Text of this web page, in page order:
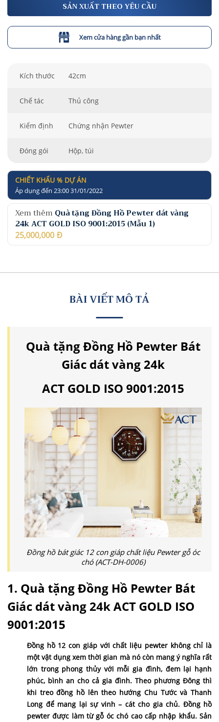
SẢN XUẤT THEO YÊU CẦU
Xem cửa hàng gần bạn nhất
Kích thước 42cm
Chế tác Thủ công
Kiểm định Chứng nhận Pewter
Đóng gói Hộp, túi
CHIẾT KHẤU % DỰ ÁN
Áp dụng đến 23:00 31/01/2022
Xem thêm Quà tặng Đồng Hồ Pewter dát vàng
24k ACT GOLD ISO 9001:2015 (Mẫu 1)
25,000,000 Đ
BÀI VIẾT MÔ TẢ
Quà tặng Đồng Hồ Pewter Bát
Giác dát vàng 24k
ACT GOLD ISO 9001:2015
Đồng hồ bát giác 12 con giáp chất liệu Pewter gỗ óc
chó (ACT-DH-0006)
1. Quà tặng Đồng Hồ Pewter Bát
Giác dát vàng 24kACT GOLD ISO
9001:2015
Đồng hồ 12 con giáp với chất liệu pewter không chỉ là
một vật dụng xem thời gian mà nó còn mang ý nghĩa rất
lớn trong phong thủy với mỗi gia đình, đem lại hạnh
phúc, bình an cho cả gia đình. Theo phương Đông thì
khi treo đồng hồ lên theo hướng Chu Tước và Thanh
Long để mang lại sự vinh – cát cho gia chủ. Đồng hồ
pewter được làm từ gỗ óc chó cao cấp nhập khẩu. Sản